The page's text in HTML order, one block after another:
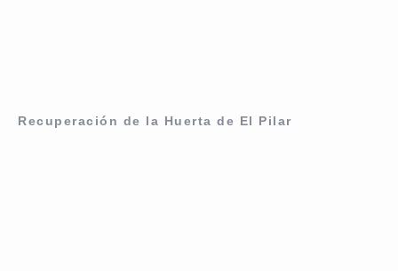
Recuperación de la Huerta de El Pilar